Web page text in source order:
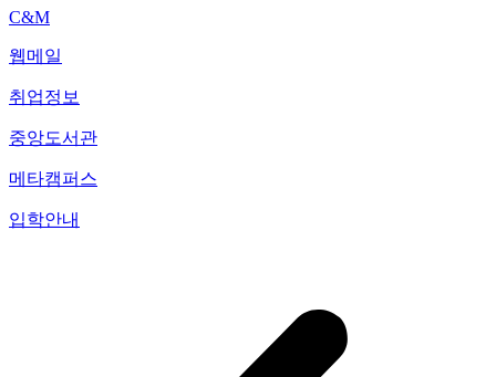
C&M
웹메일
취업정보
중앙도서관
메타캠퍼스
입학안내